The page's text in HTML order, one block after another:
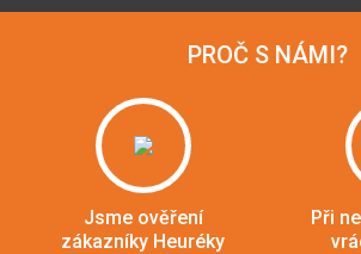
PROČ S NÁMI?
Jsme ověření
zákazníky Heuréky
Při